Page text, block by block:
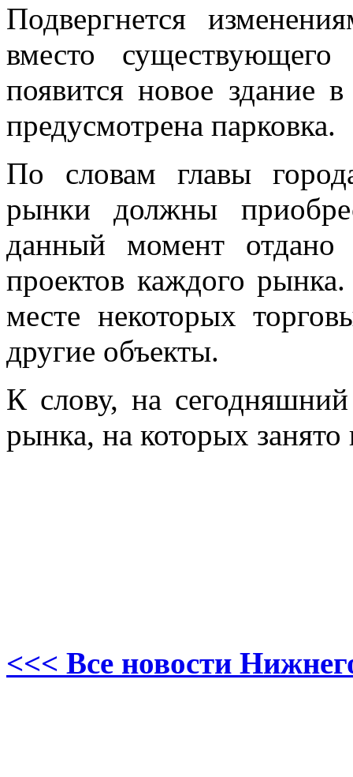
Подвергнется
вместо
появится новое здание
предусмотрена парковка.
По словам главы
рынки должны
данный момент отдано
проектов каждого
месте некоторых
другие объекты.
К слову, на
рынка, на которых
<<< Все новости